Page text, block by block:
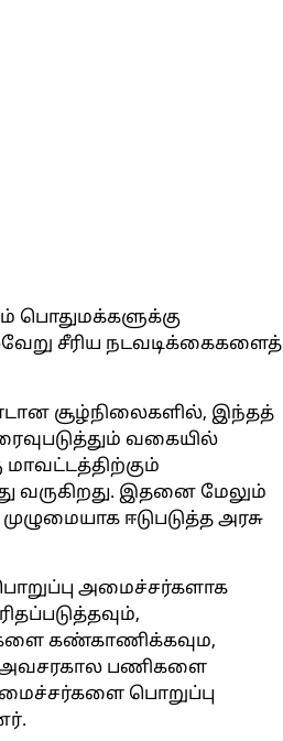
பொதுமக்களுக்கு
சீரிய நடவடிக்கைகளைத்
சூழ்நிலைகளில், இந்தத்
வகையில்
வருகிறது. இதனை மேலும்
ஈடுபடுத்த அரசு
அமைச்சர்களாக
கண்காணிக்கவும,
பணிகளை
பொறுப்பு